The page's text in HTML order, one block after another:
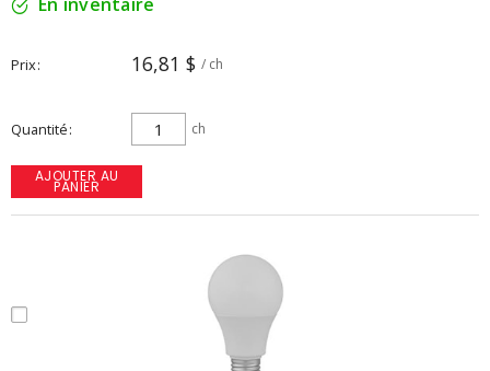
Prix 16,81 $ / ch
Quantité ch
AJOUTER AU
PANIER